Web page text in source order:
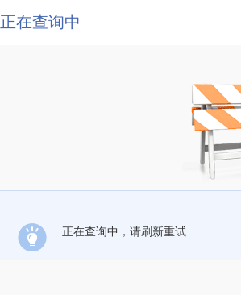
正在查询中
正在查询中，请刷新重试